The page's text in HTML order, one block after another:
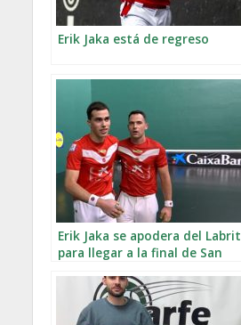
Erik Jaka está de regreso
Erik Jaka se apodera del Labrit
para llegar a la final de San